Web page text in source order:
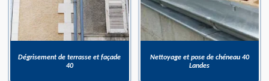
Dégrisement de terrasse et façade
40
Nettoyage et pose de chéneau 40
Landes